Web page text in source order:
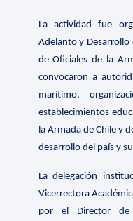
La actividad fue
Adelanto y Desarrollo
de Oficiales de la
convocaron a
marítimo,
establecimientos
la Armada de Chile y
desarrollo del país y
La delegación
Vicerrectora
por el Director